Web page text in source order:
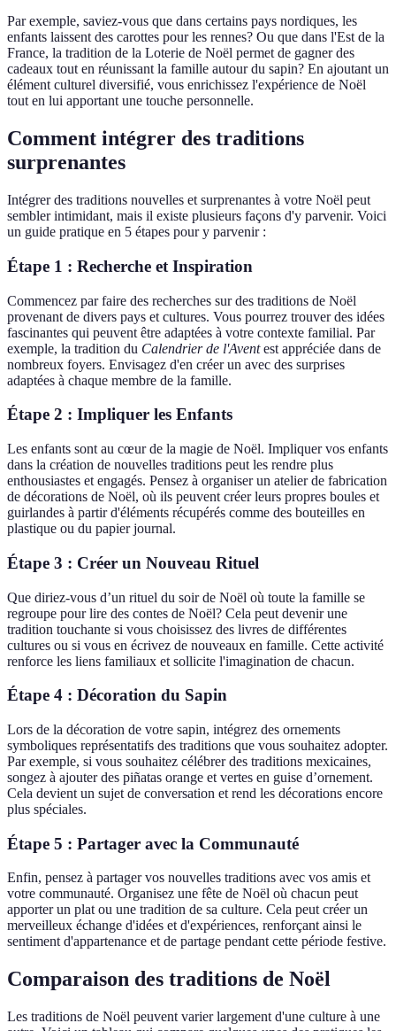
Par exemple, saviez-vous que dans certains pays nordiques, les
enfants laissent des carottes pour les rennes? Ou que dans l'Est de la
France, la tradition de la Loterie de Noël permet de gagner des
cadeaux tout en réunissant la famille autour du sapin? En ajoutant un
élément culturel diversifié, vous enrichissez l'expérience de Noël
tout en lui apportant une touche personnelle.
Comment intégrer des traditions
surprenantes
Intégrer des traditions nouvelles et surprenantes à votre Noël peut
sembler intimidant, mais il existe plusieurs façons d'y parvenir. Voici
un guide pratique en 5 étapes pour y parvenir :
Étape 1 : Recherche et Inspiration
Commencez par faire des recherches sur des traditions de Noël
provenant de divers pays et cultures. Vous pourrez trouver des idées
fascinantes qui peuvent être adaptées à votre contexte familial. Par
exemple, la tradition du Calendrier de l'Aventest appréciée dans de
nombreux foyers. Envisagez d'en créer un avec des surprises
adaptées à chaque membre de la famille.
Étape 2 : Impliquer les Enfants
Les enfants sont au cœur de la magie de Noël. Impliquer vos enfants
dans la création de nouvelles traditions peut les rendre plus
enthousiastes et engagés. Pensez à organiser un atelier de fabrication
de décorations de Noël, où ils peuvent créer leurs propres boules et
guirlandes à partir d'éléments récupérés comme des bouteilles en
plastique ou du papier journal.
Étape 3 : Créer un Nouveau Rituel
Que diriez-vous d’un rituel du soir de Noël où toute la famille se
regroupe pour lire des contes de Noël? Cela peut devenir une
tradition touchante si vous choisissez des livres de différentes
cultures ou si vous en écrivez de nouveaux en famille. Cette activité
renforce les liens familiaux et sollicite l'imagination de chacun.
Étape 4 : Décoration du Sapin
Lors de la décoration de votre sapin, intégrez des ornements
symboliques représentatifs des traditions que vous souhaitez adopter.
Par exemple, si vous souhaitez célébrer des traditions mexicaines,
songez à ajouter des piñatas orange et vertes en guise d’ornement.
Cela devient un sujet de conversation et rend les décorations encore
plus spéciales.
Étape 5 : Partager avec la Communauté
Enfin, pensez à partager vos nouvelles traditions avec vos amis et
votre communauté. Organisez une fête de Noël où chacun peut
apporter un plat ou une tradition de sa culture. Cela peut créer un
merveilleux échange d'idées et d'expériences, renforçant ainsi le
sentiment d'appartenance et de partage pendant cette période festive.
Comparaison des traditions de Noël
Les traditions de Noël peuvent varier largement d'une culture à une